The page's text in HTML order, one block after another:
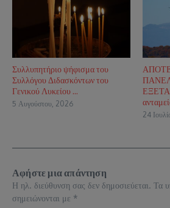
Συλλυπητήριο ψήφισμα του
Συλλόγου Διδασκόντων του
Γενικού Λυκείου ...
5 Αυγούστου, 2026
24
Αφήστε μια απάντηση
Η ηλ. διεύθυνση σας δεν δημοσιεύεται. Τα
σημειώνονται με *